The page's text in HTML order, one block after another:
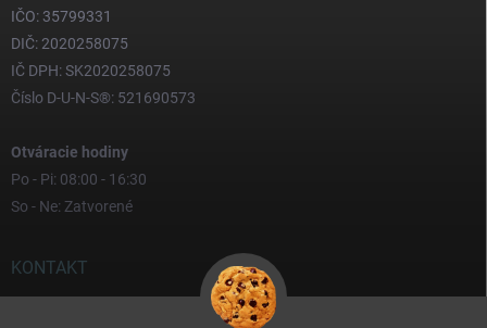
IČO: 35799331
DIČ: 2020258075
IČ DPH: SK2020258075
Číslo D-U-N-S®: 521690573
Otváracie hodiny
Po - Pi: 08:00 - 16:30
So - Ne: Zatvorené
KONTAKT